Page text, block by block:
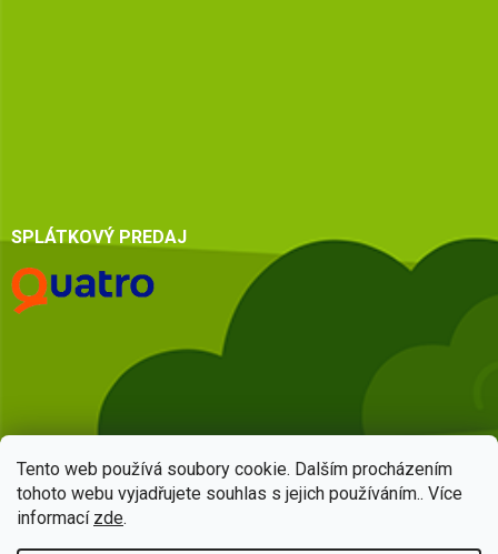
Tento web používá soubory cookie. Dalším procházením
tohoto webu vyjadřujete souhlas s jejich používáním.. Více
informací zde.
SPLÁTKOVÝ PREDAJ